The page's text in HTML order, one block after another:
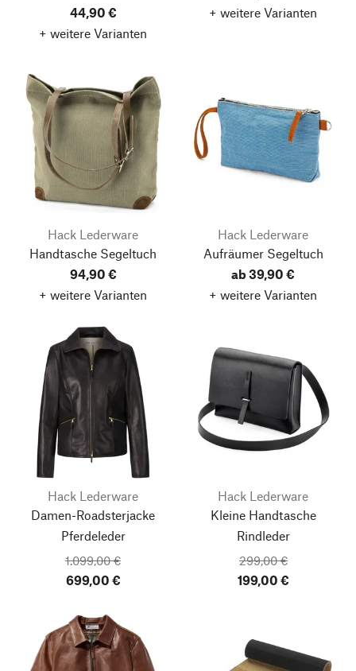
44,90 €
+ weitere Varianten
+ weitere Varianten
Hack Lederware
Handtasche Segeltuch
94,90 €
+ weitere Varianten
Hack Lederware
Aufräumer Segeltuch
ab 39,90 €
+ weitere Varianten
Hack Lederware
Damen-Roadsterjacke
Pferdeleder
1.099,00 €
699,00 €
Hack Lederware
Kleine Handtasche
Rindleder
299,00 €
199,00 €